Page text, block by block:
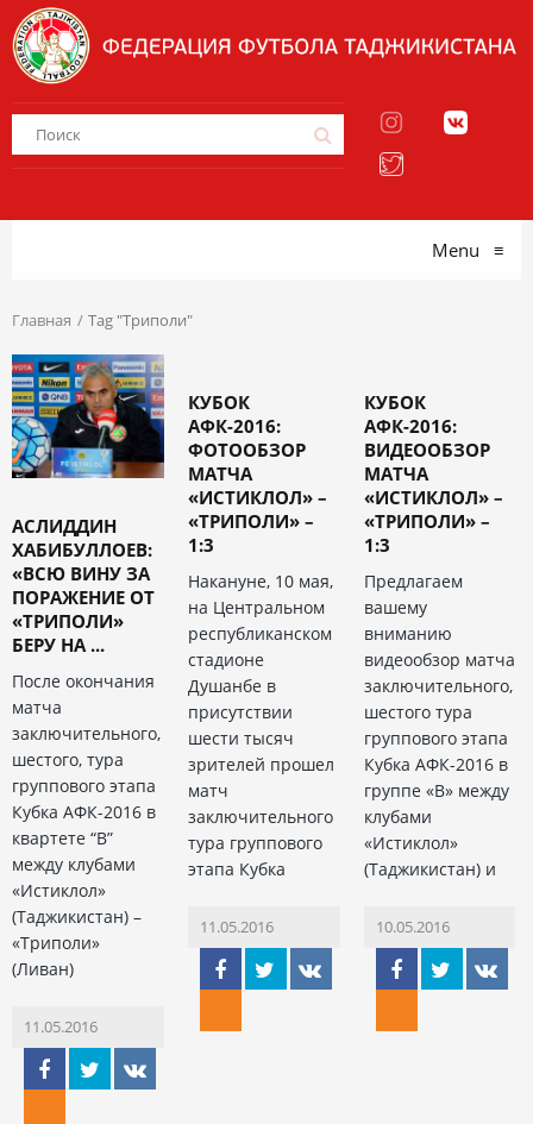
Menu ≡
Главная Tag "Триполи"
АСЛИДДИН
ХАБИБУЛЛОЕВ:
«ВСЮ ВИНУ ЗА
ПОРАЖЕНИЕ ОТ
«ТРИПОЛИ»
БЕРУ НА ...
После окончания
матча
заключительного,
шестого, тура
группового этапа
Кубка АФК-2016 в
квартете “В”
между клубами
«Истиклол»
(Таджикистан) –
«Триполи»
(Ливан)
11.05.2016
КУБОК
АФК-2016:
ФОТООБЗОР
МАТЧА
«ИСТИКЛОЛ» –
«ТРИПОЛИ» –
1:3
Накануне, 10 мая,
на Центральном
республиканском
стадионе
Душанбе в
присутствии
шести тысяч
зрителей прошел
матч
заключительного
тура группового
этапа Кубка
11.05.2016
КУБОК
АФК-2016:
ВИДЕООБЗОР
МАТЧА
«ИСТИКЛОЛ» –
«ТРИПОЛИ» –
1:3
Предлагаем
вашему
вниманию
видеообзор матча
заключительного,
шестого тура
группового этапа
Кубка АФК-2016 в
группе «В» между
клубами
«Истиклол»
(Таджикистан) и
10.05.2016